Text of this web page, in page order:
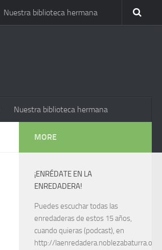
Nuestra biblioteca hermana
Nuestra biblioteca hermana
MORE
¡ENRÉDATE EN LA
ENREDADERA!
Puedes escuchar todas las
enredaderas de estos 15 años,
cuando quieras (podcast), en
http://